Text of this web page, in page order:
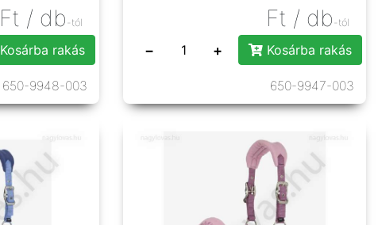
Ft / db -tól
Kosárba rakás
650-9948-003
Ft / db -tól
− + Kosárba rakás
650-9947-003